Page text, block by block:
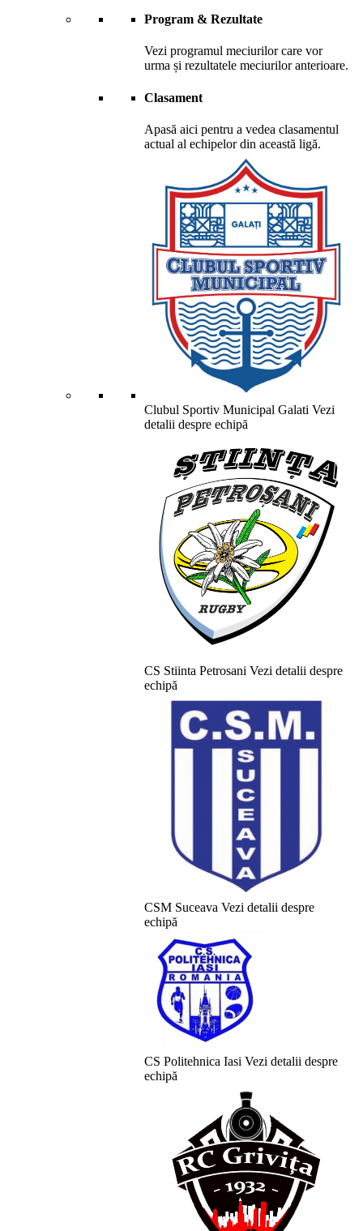
Program & Rezultate
Vezi programul meciurilor care vor
urma și rezultatele meciurilor anterioare.
Clasament
Apasă aici pentru a vedea clasamentul
actual al echipelor din această ligă.
Clubul Sportiv Municipal Galati Vezi
detalii despre echipă
CS Stiinta Petrosani Vezi detalii despre
echipă
CSM Suceava Vezi detalii despre
echipă
CS Politehnica Iasi Vezi detalii despre
echipă